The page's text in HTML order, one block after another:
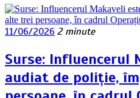
11/06/2026 2 minute
Surse: Influencerul
audiat de poliție,